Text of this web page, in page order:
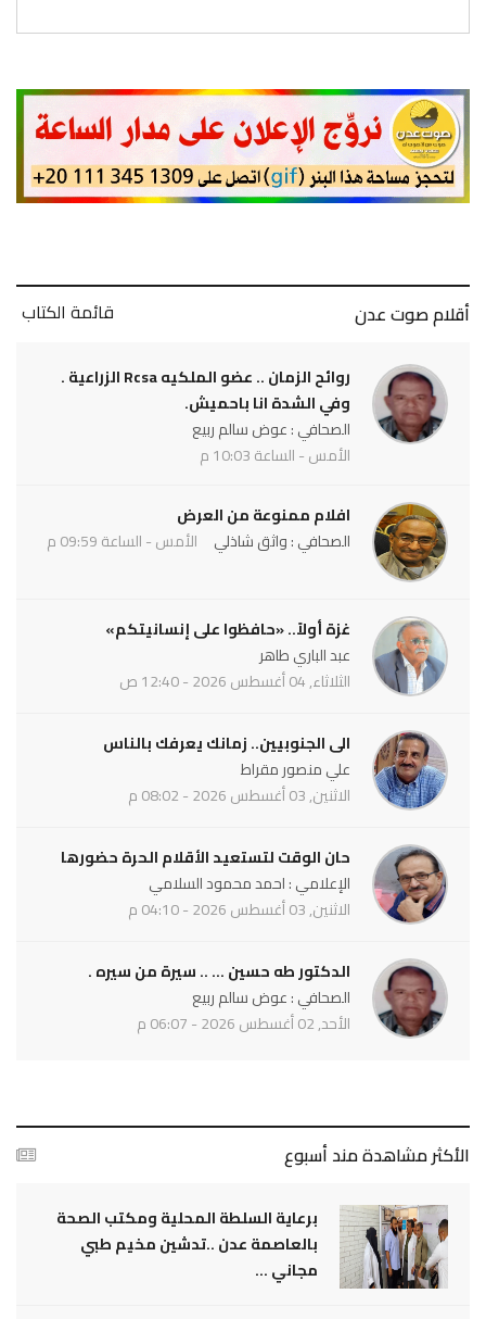
أقلام صوت عدن قائمة الكتاب
روائح الزمان .. عضو الملكيه Rcsa الزراعية .
وفي الشدة انا باحميش.
الصحافي : عوض سالم ربيع
الأمس - الساعة 10:03 م
افلام ممنوعة من العرض
الصحافي : واثق شاذلي
الأمس - الساعة 09:59 م
غزة أولاً.. «حافظوا على إنسانيتكم»
عبد الباري طاهر
الثلاثاء, 04 أغسطس 2026 - 12:40 ص
الى الجنوبيين.. زمانك يعرفك بالناس
علي منصور مقراط
الاثنين, 03 أغسطس 2026 - 08:02 م
حان الوقت لتستعيد الأقلام الحرة حضورها
الإعلامي : احمد محمود السلامي
الاثنين, 03 أغسطس 2026 - 04:10 م
الدكتور طه حسين ... .. سيرة من سيره .
الصحافي : عوض سالم ربيع
الأحد, 02 أغسطس 2026 - 06:07 م
الأكثر مشاهدة مند أسبوع
برعاية السلطة المحلية ومكتب الصحة
بالعاصمة عدن ..تدشين مخيم طبي
مجاني ...